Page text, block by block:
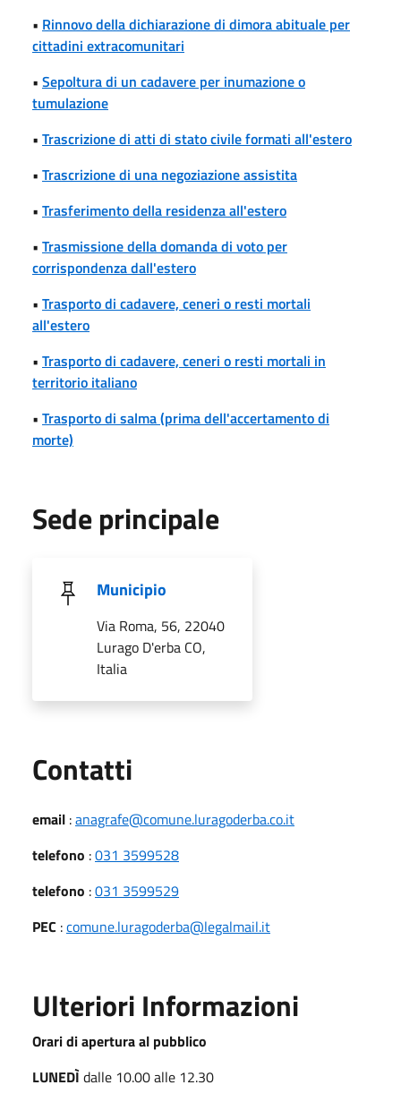
• Rinnovo della dichiarazione di dimora abituale per
cittadini extracomunitari
• Sepoltura di un cadavere per inumazione o
tumulazione
• Trascrizione di atti di stato civile formati all'estero
• Trascrizione di una negoziazione assistita
• Trasferimento della residenza all'estero
• Trasmissione della domanda di voto per
corrispondenza dall'estero
• Trasporto di cadavere, ceneri o resti mortali
all'estero
• Trasporto di cadavere, ceneri o resti mortali in
territorio italiano
• Trasporto di salma (prima dell'accertamento di
morte)
Sede principale
Municipio
Via Roma, 56, 22040
Lurago D'erba CO,
Italia
Contatti
email :anagrafe@comune.luragoderba.co.it
telefono :031 3599528
telefono :031 3599529
PEC :comune.luragoderba@legalmail.it
Ulteriori Informazioni
Orari di apertura al pubblico
LUNEDÌdalle 10.00 alle 12.30